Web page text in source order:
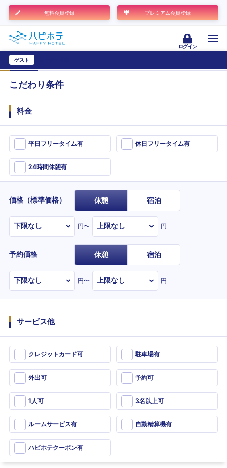
無料会員登録 プレミアム会員登録
ログイン
ゲスト
こだわり条件
料金
平日フリータイム有 休日フリータイム有
24時間休憩有
価格（標準価格） 休憩 宿泊
円〜 円
予約価格 休憩 宿泊
円〜 円
サービス他
クレジットカード可 駐車場有
外出可 予約可
1人可 3名以上可
ルームサービス有 自動精算機有
ハピホテクーポン有